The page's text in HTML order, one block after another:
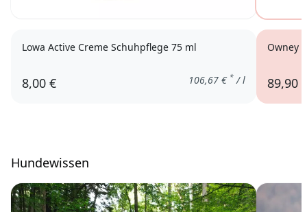
Lowa Active Creme Schuhpflege 75 ml
8,00 € 106,67 € * / l
Owney
89,90
Hundewissen